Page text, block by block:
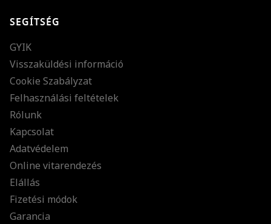
SEGÍTSÉG
GYIK
Visszaküldési információ
Cookie Szabályzat
Felhasználási feltételek
Rólunk
Kapcsolat
Adatvédelem
Online vitarendezés
Elállás
Fizetési módok
Garancia